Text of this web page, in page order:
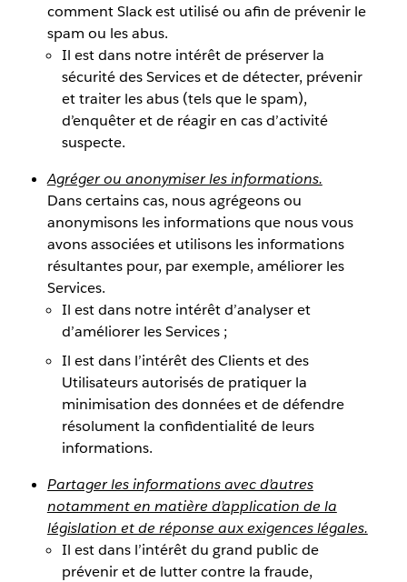
comment Slack est utilisé ou afin de prévenir le
spam ou les abus.
Il est dans notre intérêt de préserver la
sécurité des Services et de détecter, prévenir
et traiter les abus (tels que le spam),
d’enquêter et de réagir en cas d’activité
suspecte.
Agréger ou anonymiser les informations.
Dans certains cas, nous agrégeons ou
anonymisons les informations que nous vous
avons associées et utilisons les informations
résultantes pour, par exemple, améliorer les
Services.
Il est dans notre intérêt d’analyser et
d’améliorer les Services ;
Il est dans l’intérêt des Clients et des
Utilisateurs autorisés de pratiquer la
minimisation des données et de défendre
résolument la confidentialité de leurs
informations.
Partager les informations avec d’autres
notamment en matière d’application de la
législation et de réponse aux exigences légales.
Il est dans l’intérêt du grand public de
prévenir et de lutter contre la fraude,